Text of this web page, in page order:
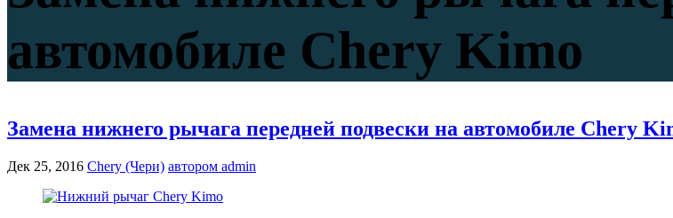
автомобиле Chery Kimo
Замена нижнего рычага передней подвески на автомобиле Chery
Дек 25, 2016 Chery (Чери) автором admin